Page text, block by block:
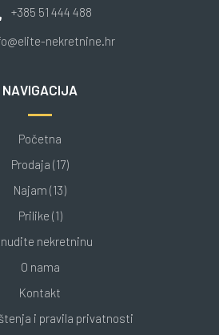
+385 51 444 488
nekretnine.hr
NAVIGACIJA
Početna
Prodaja (17)
Najam (13)
Prilike (1)
nekretninu
O nama
Kontakt
i pravila privatnosti